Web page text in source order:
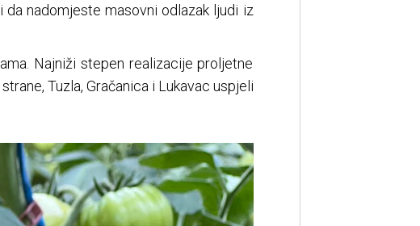
nadomjeste masovni odlazak ljudi iz
Najniži stepen realizacije proljetne
Tuzla, Gračanica i Lukavac uspjeli